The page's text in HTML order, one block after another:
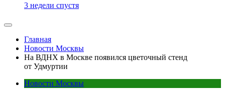
3 недели спустя
Главная
Новости Москвы
На ВДНХ в Москве появился цветочный стенд
от Удмуртии
Новости Москвы